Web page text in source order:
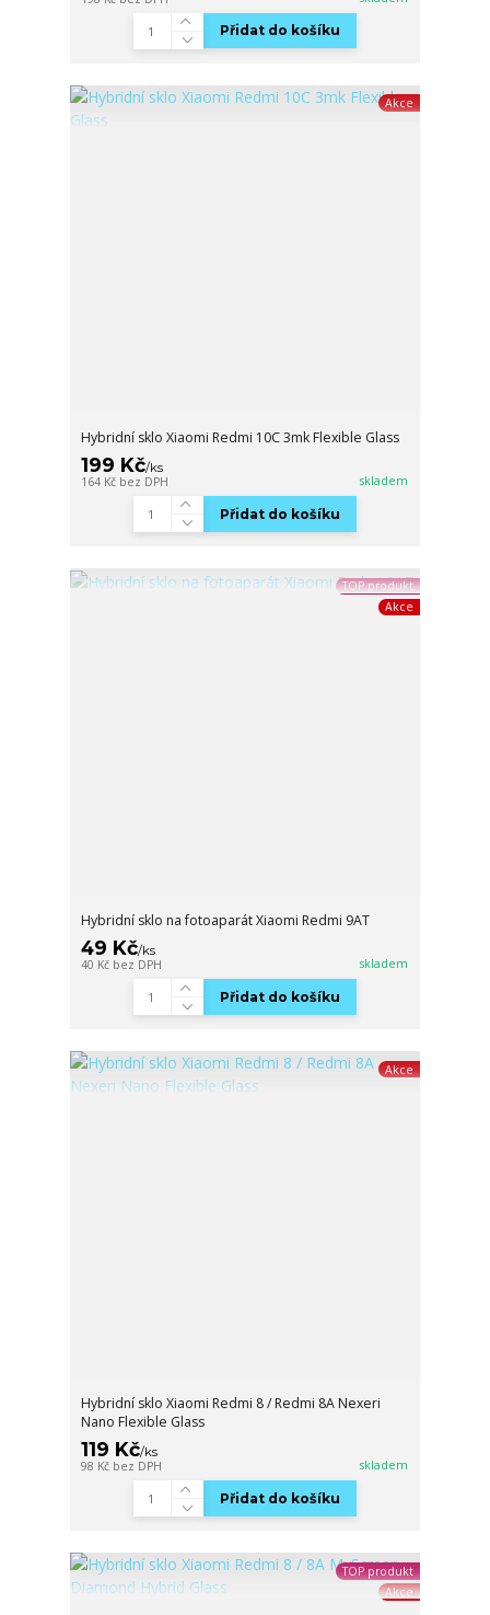
Přidat do košíku
Akce
Hybridní sklo Xiaomi Redmi 10C 3mk Flexible Glass
199 Kč/ks
164 Kč bez DPH skladem
Přidat do košíku
TOP produkt
Akce
Hybridní sklo na fotoaparát Xiaomi Redmi 9AT
49 Kč/ks
40 Kč bez DPH skladem
Přidat do košíku
Akce
Hybridní sklo Xiaomi Redmi 8 / Redmi 8A Nexeri
Nano Flexible Glass
119 Kč/ks
98 Kč bez DPH skladem
Přidat do košíku
TOP produkt
Akce